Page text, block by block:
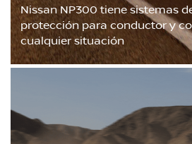
Nissan NP300 tiene sistemas
protección para conductor y
cualquier situación